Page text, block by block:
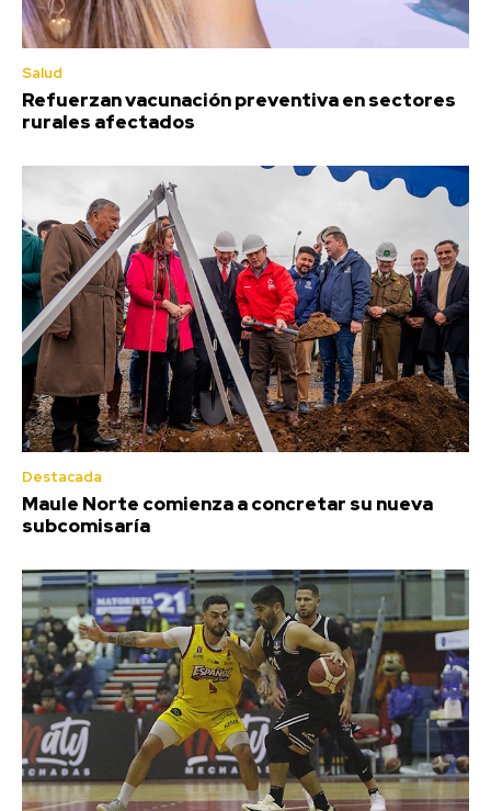
Salud
Refuerzan vacunación preventiva en sectores
rurales afectados
Destacada
Maule Norte comienza a concretar su nueva
subcomisaría